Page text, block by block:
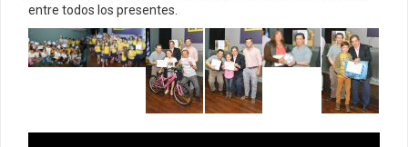
entre todos los presentes.